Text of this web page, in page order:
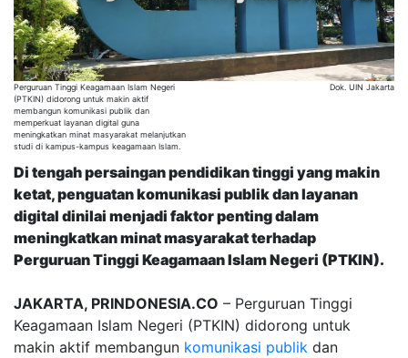
Perguruan Tinggi Keagamaan Islam Negeri
(PTKIN) didorong untuk makin aktif
membangun komunikasi publik dan
memperkuat layanan digital guna
meningkatkan minat masyarakat melanjutkan
studi di kampus-kampus keagamaan Islam.
Dok. UIN Jakarta
Di tengah persaingan pendidikan tinggi yang makin
ketat, penguatan komunikasi publik dan layanan
digital dinilai menjadi faktor penting dalam
meningkatkan minat masyarakat terhadap
Perguruan Tinggi Keagamaan Islam Negeri (PTKIN).
JAKARTA, PRINDONESIA.CO – Perguruan Tinggi
Keagamaan Islam Negeri (PTKIN) didorong untuk
makin aktif membangun komunikasi publik dan